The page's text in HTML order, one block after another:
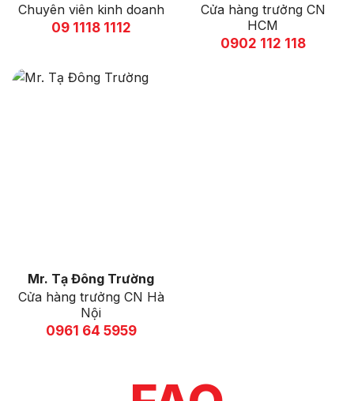
Chuyên viên kinh doanh
09 1118 1112
Cửa hàng trưởng CN
HCM
0902 112 118
Mr. Tạ Đông Trường
Cửa hàng trưởng CN Hà
Nội
0961 64 5959